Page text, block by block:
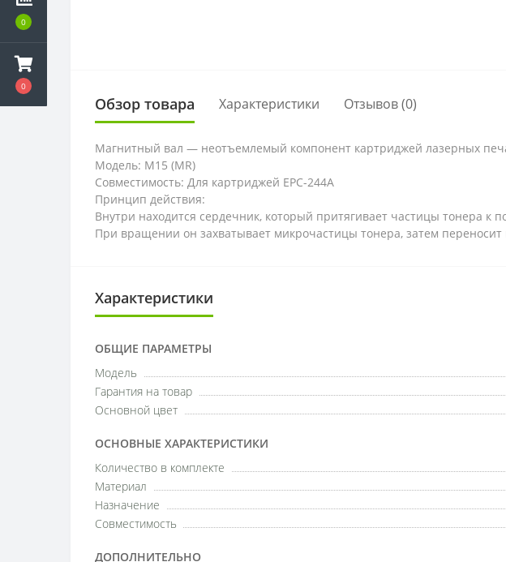
0
0
Обзор товара Характеристики Отзывов (0)
Магнитный вал — неотъемлемый компонент картриджей лазерных
Модель: M15 (MR)
Совместимость: Для картриджей EPC-244A
Принцип действия:
Внутри находится сердечник, который притягивает частицы тонера к
При вращении он захватывает микрочастицы тонера, затем
Характеристики
ОБЩИЕ ПАРАМЕТРЫ
Модель
Гарантия на товар
Основной цвет
ОСНОВНЫЕ ХАРАКТЕРИСТИКИ
Количество в комплекте
Материал
Назначение
Совместимость
ДОПОЛНИТЕЛЬНО